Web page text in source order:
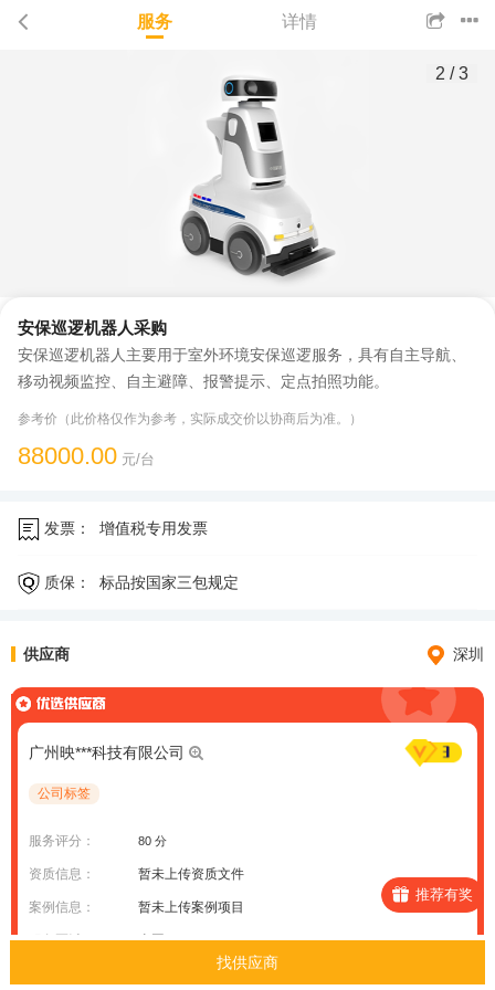
服务 详情
2 /3
安保巡逻机器人采购
安保巡逻机器人主要用于室外环境安保巡逻服务，具有自主导航、
移动视频监控、自主避障、报警提示、定点拍照功能。
参考价（此价格仅作为参考，实际成交价以协商后为准。）
88000.00 元/台
发票： 增值税专用发票
质保： 标品按国家三包规定
供应商 深圳
广州映***科技有限公司
公司标签
服务评分： 80 分
资质信息： 暂未上传资质文件
案例信息： 暂未上传案例项目
服务区域： 全国
推荐有奖
找供应商